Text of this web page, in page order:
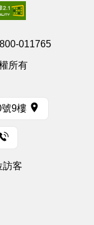
011765
所有
9樓
訪客